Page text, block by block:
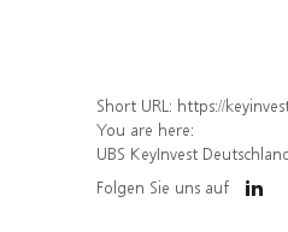
Short URL: https://keyinvest-de.ubs.com/
You are here:
UBS KeyInvest
Folgen Sie uns auf